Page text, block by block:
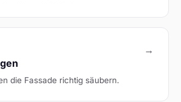
die Fassade richtig säubern.
→